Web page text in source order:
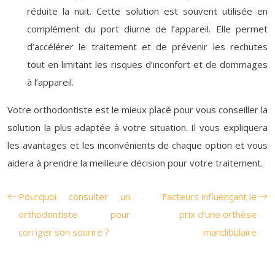
réduite la nuit. Cette solution est souvent utilisée en
complément du port diurne de l’appareil. Elle permet
d’accélérer le traitement et de prévenir les rechutes
tout en limitant les risques d’inconfort et de dommages
à l’appareil.
Votre orthodontiste est le mieux placé pour vous conseiller la
solution la plus adaptée à votre situation. Il vous expliquera
les avantages et les inconvénients de chaque option et vous
aidera à prendre la meilleure décision pour votre traitement.
Pourquoi consulter un
orthodontiste pour
corriger son sourire ?
Facteurs influençant le
prix d’une orthèse
mandibulaire